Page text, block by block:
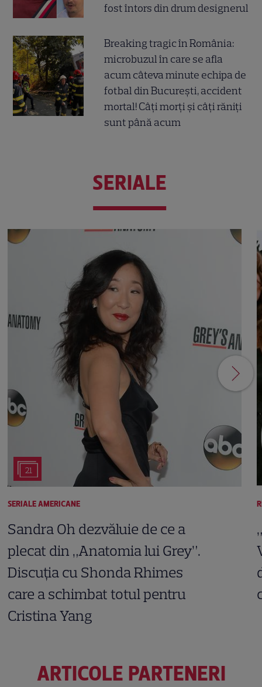
fost întors din drum designerul
Breaking tragic în România:
microbuzul în care se afla
acum câteva minute echipa de
fotbal din București, accident
mortal! Câți morți și câți răniți
sunt până acum
SERIALE
21
SERIALE AMERICANE
Sandra Oh dezvăluie de ce a
plecat din „Anatomia lui Grey”.
Discuția cu Shonda Rhimes
care a schimbat totul pentru
Cristina Yang
ARTICOLE PARTENERI